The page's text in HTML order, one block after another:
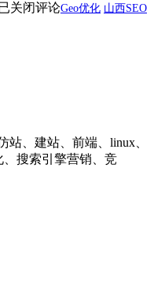
关闭评论Geo优化 山西SEO
、建站、前端、linux、
、搜索引擎营销、竞